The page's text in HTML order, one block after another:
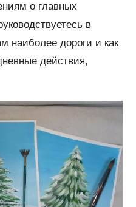
о главных
в
наиболее дороги и как
действия,